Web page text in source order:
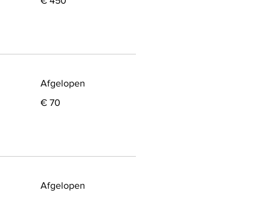
Afgelopen
euro
€ 70
Afgelopen